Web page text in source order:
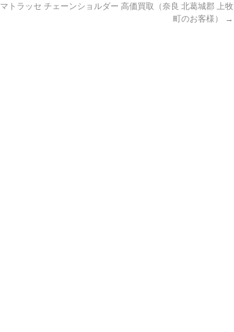
マトラッセ チェーンショルダー 高価買取（奈良 北葛城郡 上牧
町のお客様）
→